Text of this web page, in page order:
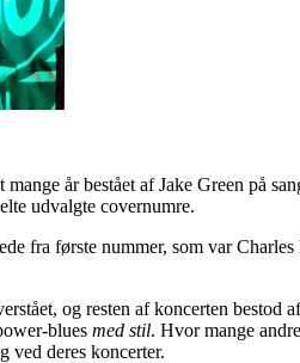
mange år bestået af Jake Green på
udvalgte covernumre.
fra første nummer, som var
og resten af koncerten bestod
blues med stil. Hvor mange
ved deres koncerter.